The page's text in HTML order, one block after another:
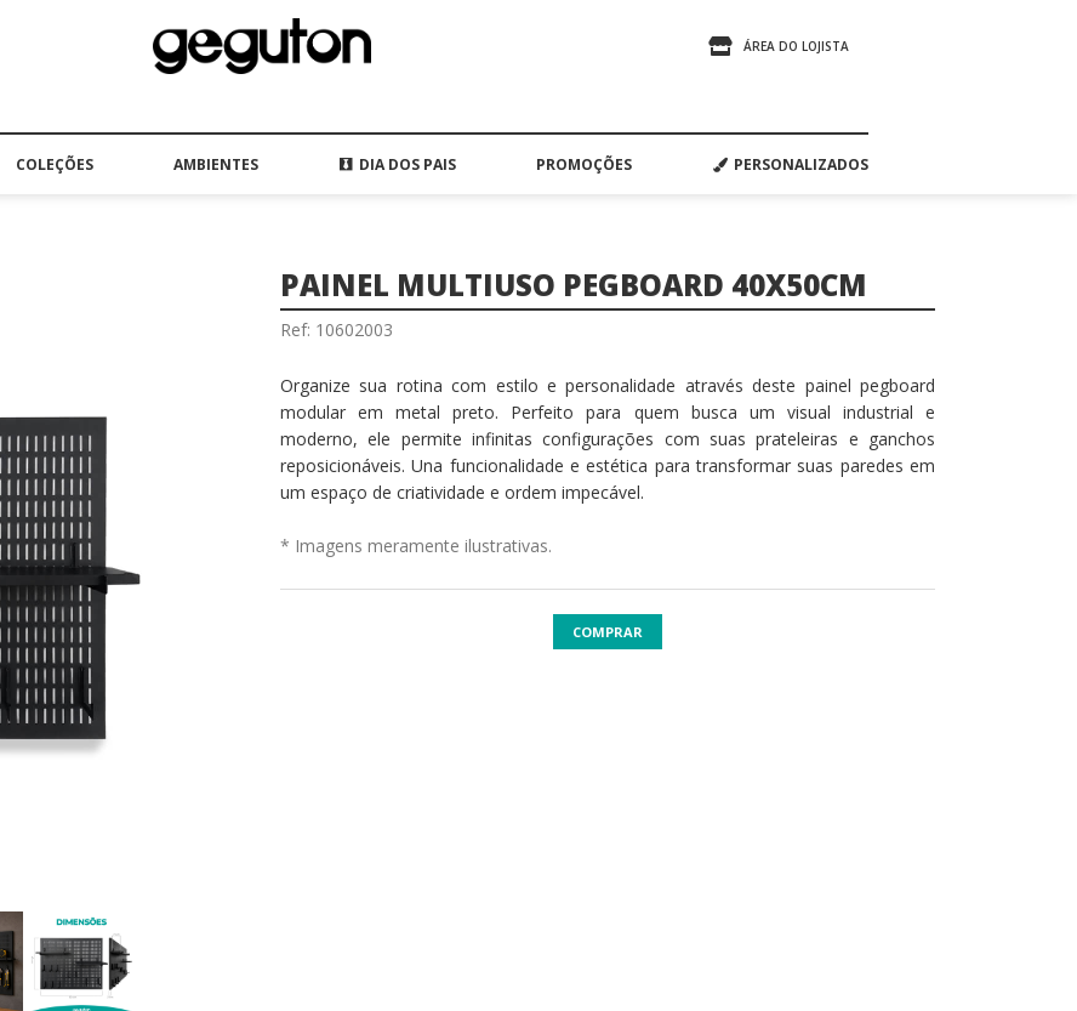
ÁREA DO LOJISTA
COLEÇÕES AMBIENTES DIA DOS PAIS PROMOÇÕES PERSONALIZADOS
PAINEL MULTIUSO PEGBOARD 40X50CM
Ref: 10602003
Organize sua rotina com estilo e personalidade através deste painel pegboard
modular em metal preto. Perfeito para quem busca um visual industrial e
moderno, ele permite infinitas configurações com suas prateleiras e ganchos
reposicionáveis. Una funcionalidade e estética para transformar suas paredes em
um espaço de criatividade e ordem impecável.
* Imagens meramente ilustrativas.
COMPRAR